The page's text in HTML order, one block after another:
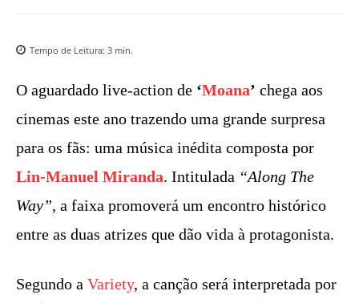
Tempo de Leitura: 3 min.
O aguardado live-action de ‘Moana’ chega aos
cinemas este ano trazendo uma grande surpresa
para os fãs: uma música inédita composta por
Lin-Manuel Miranda. Intitulada “Along The
Way”, a faixa promoverá um encontro histórico
entre as duas atrizes que dão vida à protagonista.
Segundo a Variety, a canção será interpretada por